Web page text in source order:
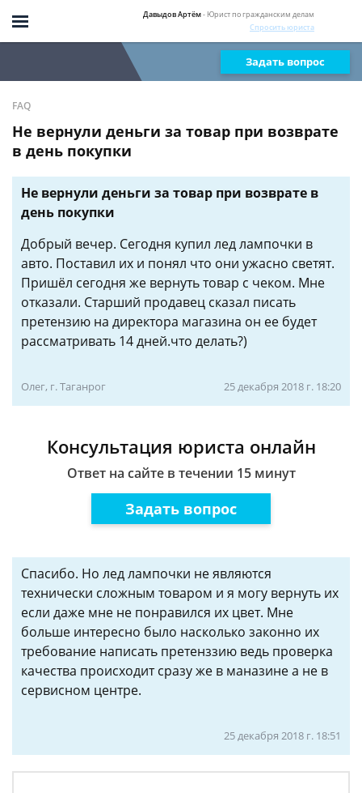
Давыдов Артём- Юрист по гражданским делам
Спросить юриста
Задать вопрос
FAQ
Не вернули деньги за товар при возврате
в день покупки
Не вернули деньги за товар при возврате в
день покупки
Добрый вечер. Сегодня купил лед лампочки в
авто. Поставил их и понял что они ужасно светят.
Пришёл сегодня же вернуть товар с чеком. Мне
отказали. Старший продавец сказал писать
претензию на директора магазина он ее будет
рассматривать 14 дней.что делать?)
Олег, г. Таганрог 25 декабря 2018 г. 18:20
Консультация юриста онлайн
Ответ на сайте в течении 15 минут
Задать вопрос
Спасибо. Но лед лампочки не являются
технически сложным товаром и я могу вернуть их
если даже мне не понравился их цвет. Мне
больше интересно было насколько законно их
требование написать претенззию ведь проверка
качества происходит сразу же в маназине а не в
сервисном центре.
25 декабря 2018 г. 18:51